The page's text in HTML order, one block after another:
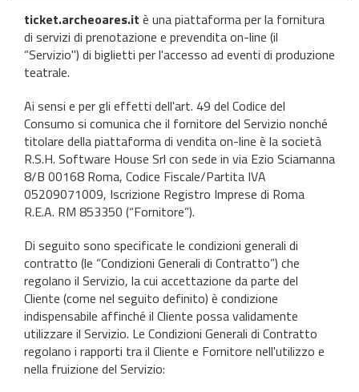
ticket.archeoares.it è una piattaforma per la fornitura
di servizi di prenotazione e prevendita on-line (il
“Servizio") di biglietti per l'accesso ad eventi di produzione
teatrale.
Ai sensi e per gli effetti dell'art. 49 del Codice del
Consumo si comunica che il fornitore del Servizio nonché
titolare della piattaforma di vendita on-line è la società
R.S.H. Software House Srl con sede in via Ezio Sciamanna
8/B 00168 Roma, Codice Fiscale/Partita IVA
05209071009, Iscrizione Registro Imprese di Roma
R.E.A. RM 853350 (“Fornitore”).
Di seguito sono specificate le condizioni generali di
contratto (le “Condizioni Generali di Contratto”) che
regolano il Servizio, la cui accettazione da parte del
Cliente (come nel seguito definito) è condizione
indispensabile affinché il Cliente possa validamente
utilizzare il Servizio. Le Condizioni Generali di Contratto
regolano i rapporti tra il Cliente e Fornitore nell'utilizzo e
nella fruizione del Servizio: